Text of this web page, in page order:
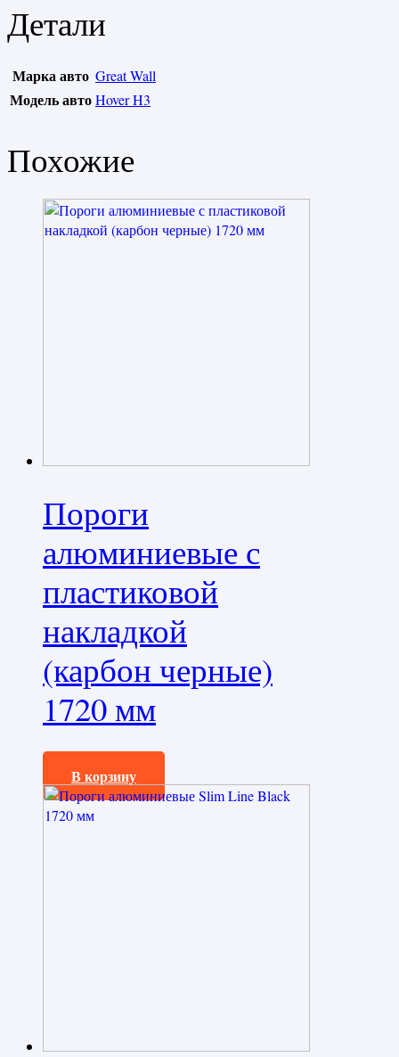
Детали
Марка авто Great Wall
Модель автоHover H3
Похожие
Пороги
алюминиевые с
пластиковой
накладкой
(карбон черные)
1720 мм
35100,0₽
В корзину